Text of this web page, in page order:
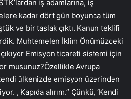
iş adamlarına, iş
kadar dört gün boyunca tüm
ve bir taslak çıktı. Kanun teklifi
Muhtemelen İklim Önümüzdeki
Emisyon ticareti sistemi için
musunuz?Özellikle Avrupa
ülkenizde emisyon üzerinden
, Kapıda alırım.” Çünkü, ‘Kendi